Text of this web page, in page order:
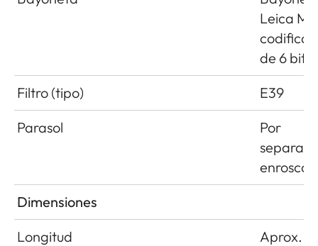
Leica M
de 6 bits
Filtro (tipo)
E39
Parasol
Por
Dimensiones
Longitud
Aprox.